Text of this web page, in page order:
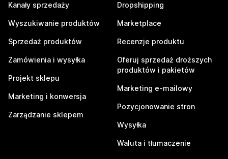
Kanały sprzedaży
Wyszukiwanie produktów
Sprzedaż produktów
Zamówienia i wysyłka
Projekt sklepu
Marketing i konwersja
Zarządzanie sklepem
Dropshipping
Marketplace
Recenzje produktu
Oferuj sprzedaż droższych
produktów i pakietów
Marketing e-mailowy
Pozycjonowanie stron
Wysyłka
Waluta i tłumaczenie